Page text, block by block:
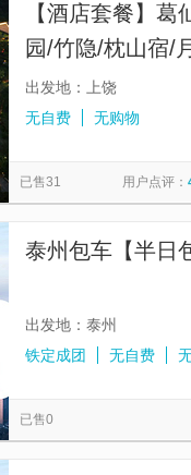
【酒店套餐】
园/竹隐/枕山宿/
道+2人早餐+千
出发地：上饶
无自费
无购物
已售31 用户点评：
泰州包车【半日
出发地：泰州
铁定成团
无自费
已售0